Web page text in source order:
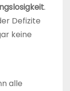
.
Defizite
keine
alle